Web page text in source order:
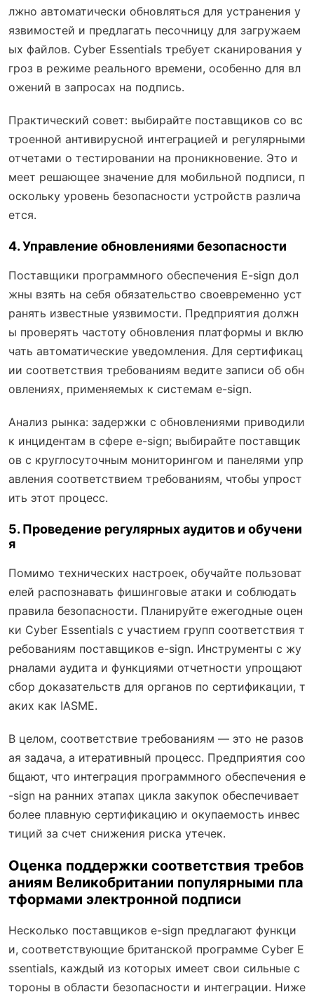
лжно автоматически обновляться для устранения у
язвимостей и предлагать песочницу для загружаем
ых файлов. Cyber Essentials требует сканирования у
гроз в режиме реального времени, особенно для вл
ожений в запросах на подпись.
Практический совет: выбирайте поставщиков со вс
троенной антивирусной интеграцией и регулярными
отчетами о тестировании на проникновение. Это и
меет решающее значение для мобильной подписи, п
оскольку уровень безопасности устройств различа
ется.
4. Управление обновлениями безопасности
Поставщики программного обеспечения E-sign дол
жны взять на себя обязательство своевременно уст
ранять известные уязвимости. Предприятия должн
ы проверять частоту обновления платформы и вклю
чать автоматические уведомления. Для сертификац
ии соответствия требованиям ведите записи об обн
овлениях, применяемых к системам e-sign.
Анализ рынка: задержки с обновлениями приводили
к инцидентам в сфере e-sign; выбирайте поставщик
ов с круглосуточным мониторингом и панелями упр
авления соответствием требованиям, чтобы упрост
ить этот процесс.
5. Проведение регулярных аудитов и обучени
я
Помимо технических настроек, обучайте пользоват
елей распознавать фишинговые атаки и соблюдать
правила безопасности. Планируйте ежегодные оцен
ки Cyber Essentials с участием групп соответствия т
ребованиям поставщиков e-sign. Инструменты с жу
рналами аудита и функциями отчетности упрощают
сбор доказательств для органов по сертификации, т
аких как IASME.
В целом, соответствие требованиям — это не разов
ая задача, а итеративный процесс. Предприятия соо
бщают, что интеграция программного обеспечения e
-sign на ранних этапах цикла закупок обеспечивает
более плавную сертификацию и окупаемость инвес
тиций за счет снижения риска утечек.
Оценка поддержки соответствия требов
аниям Великобритании популярными пла
тформами электронной подписи
Несколько поставщиков e-sign предлагают функци
и, соответствующие британской программе Cyber E
ssentials, каждый из которых имеет свои сильные с
тороны в области безопасности и интеграции. Ниже